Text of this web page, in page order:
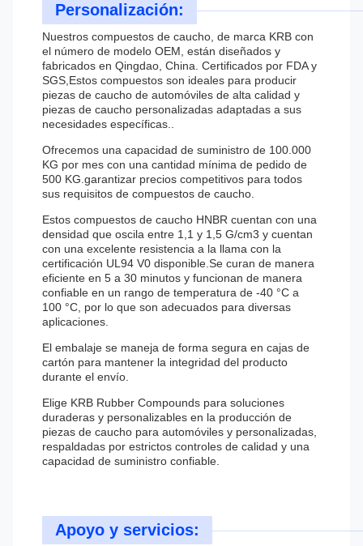
Personalización:
Nuestros compuestos de caucho, de marca KRB con
el número de modelo OEM, están diseñados y
fabricados en Qingdao, China. Certificados por FDA y
SGS,Estos compuestos son ideales para producir
piezas de caucho de automóviles de alta calidad y
piezas de caucho personalizadas adaptadas a sus
necesidades específicas..
Ofrecemos una capacidad de suministro de 100.000
KG por mes con una cantidad mínima de pedido de
500 KG.garantizar precios competitivos para todos
sus requisitos de compuestos de caucho.
Estos compuestos de caucho HNBR cuentan con una
densidad que oscila entre 1,1 y 1,5 G/cm3 y cuentan
con una excelente resistencia a la llama con la
certificación UL94 V0 disponible.Se curan de manera
eficiente en 5 a 30 minutos y funcionan de manera
confiable en un rango de temperatura de -40 °C a
100 °C, por lo que son adecuados para diversas
aplicaciones.
El embalaje se maneja de forma segura en cajas de
cartón para mantener la integridad del producto
durante el envío.
Elige KRB Rubber Compounds para soluciones
duraderas y personalizables en la producción de
piezas de caucho para automóviles y personalizadas,
respaldadas por estrictos controles de calidad y una
capacidad de suministro confiable.
Apoyo y servicios: